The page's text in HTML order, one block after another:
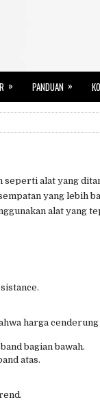
» PANDUAN »
seperti alat yang
yang lebih
alat yang
harga
bagian bawah.
atas.